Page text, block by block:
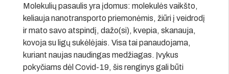
Molekulių pasaulis yra įdomus: molekulės vaikšto,
keliauja nanotransporto priemonėmis, žiūri į veidrodį
ir mato savo atspindį, dažo(si), kvepia, skanauja,
kovoja su ligų sukėlėjais. Visa tai panaudojama,
kuriant naujas naudingas medžiagas. Įvykus
pokyčiams dėl Covid-19, šis renginys gali būti